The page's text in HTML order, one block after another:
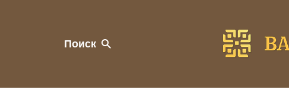
Поиск